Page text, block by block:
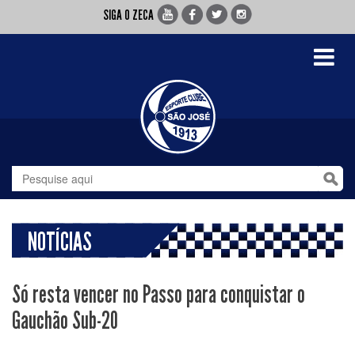
SIGA O ZECA
Toggle
NOTÍCIAS
Só resta vencer no Passo para conquistar o
Gauchão Sub-20